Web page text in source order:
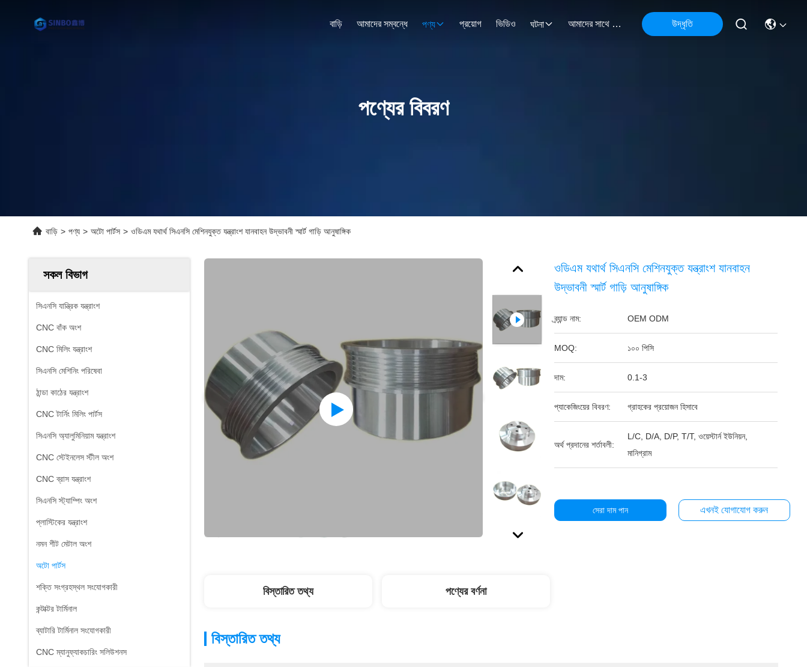
বাড়ি আমাদের সম্বন্ধে পণ্য প্রয়োগ ভিডিও ঘটনা আমাদের সাথে যোগাযোগ উদ্ধৃতি
পণ্যের বিবরণ
বাড়ি > পণ্য > অটো পার্টস > ওডিএম যথার্থ সিএনসি মেশিনযুক্ত যন্ত্রাংশ যানবাহন উদ্ভাবনী স্মার্ট গাড়ি আনুষাঙ্গিক
সকল বিভাগ
সিএনসি যান্ত্রিক যন্ত্রাংশ
CNC বাঁক অংশ
CNC মিলিং যন্ত্রাংশ
সিএনসি মেশিনিং পরিষেবা
ঠান্ডা কাঠের যন্ত্রাংশ
CNC টার্নিং মিলিং পার্টস
সিএনসি অ্যালুমিনিয়াম যন্ত্রাংশ
CNC স্টেইনলেস স্টীল অংশ
CNC ব্রাস যন্ত্রাংশ
সিএনসি স্ট্যাম্পিং অংশ
প্লাস্টিকের যন্ত্রাংশ
নমন শীট মেটাল অংশ
অটো পার্টস
শক্তি সংগ্রহস্থল সংযোগকারী
কন্টাক্টর টার্মিনাল
ব্যাটারি টার্মিনাল সংযোগকারী
CNC ম্যানুফ্যাকচারিং সলিউশনস
ওডিএম যথার্থ সিএনসি মেশিনযুক্ত যন্ত্রাংশ যানবাহন
উদ্ভাবনী স্মার্ট গাড়ি আনুষাঙ্গিক
ব্র্যান্ড নাম: OEM ODM
MOQ: ১০০ পিসি
দাম: 0.1-3
প্যাকেজিংয়ের বিবরণ: গ্রাহকের প্রয়োজন হিসাবে
অর্থ প্রদানের শর্তাবলী:
L/C, D/A, D/P, T/T, ওয়েস্টার্ন ইউনিয়ন,
মানিগ্রাম
সেরা দাম পান এখনই যোগাযোগ করুন
বিস্তারিত তথ্য পণ্যের বর্ণনা
বিস্তারিত তথ্য